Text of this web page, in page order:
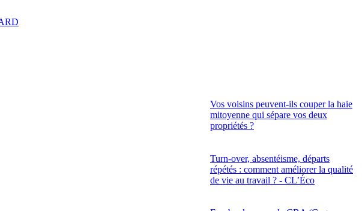
Vos voisins peuvent-ils couper la haie
mitoyenne qui sépare vos deux
propriétés ?
Turn-over, absentéisme, départs
répétés : comment améliorer la qualité
de vie au travail ? - CL’Éco